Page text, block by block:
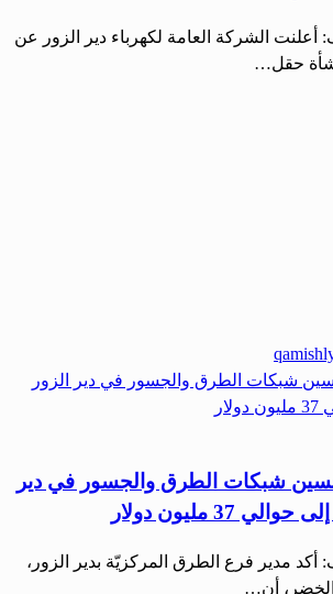
أعلنت الشركة العامة لكهرباء دير الزور عن
حقل…
شبكات الطرق والجسور في دير
37 مليون دولار
أكد مدير فرع الطرق المركزيّة بدير الزور،
الخضر، أن…